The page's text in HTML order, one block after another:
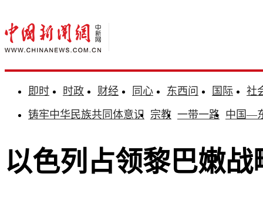
即时 时政 财经 同心 东西问 国际
社
铸牢中华民族共同体意识 宗教 一带一路 中国—
以色列占领黎巴嫩